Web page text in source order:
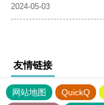
2024-05-03
友情链接
网站地图 QuickQ